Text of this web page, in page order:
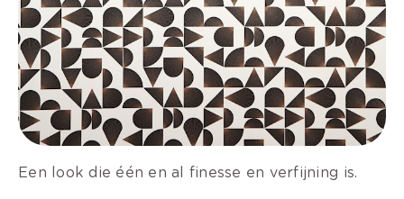
Een look die één en al finesse en verfijning is.